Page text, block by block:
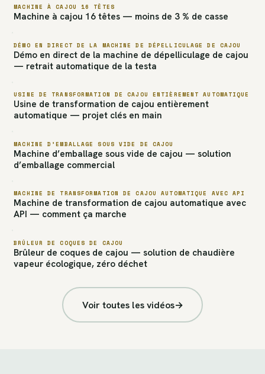
MACHINE À CAJOU 16 TÊTES
Machine à cajou 16 têtes — moins de 3 % de casse
DÉMO EN DIRECT DE LA MACHINE DE DÉPELLICULAGE DE CAJOU
Démo en direct de la machine de dépelliculage de cajou
— retrait automatique de la testa
USINE DE TRANSFORMATION DE CAJOU ENTIÈREMENT AUTOMATIQUE
Usine de transformation de cajou entièrement
automatique — projet clés en main
MACHINE D’EMBALLAGE SOUS VIDE DE CAJOU
Machine d’emballage sous vide de cajou — solution
d’emballage commercial
MACHINE DE TRANSFORMATION DE CAJOU AUTOMATIQUE AVEC API
Machine de transformation de cajou automatique avec
API — comment ça marche
BRÛLEUR DE COQUES DE CAJOU
Brûleur de coques de cajou — solution de chaudière
vapeur écologique, zéro déchet
Voir toutes les vidéos→